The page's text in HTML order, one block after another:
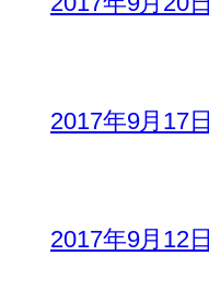
2017年9月17日
2017年9月12日